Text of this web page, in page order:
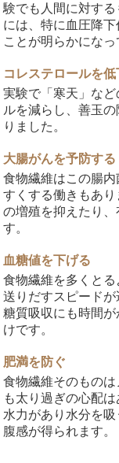
験でも人間に対す
には、特に血圧降
ことが明らかになっ
コレステロールを低
実験で「寒天」な
ルを減らし、善玉
りました。
大腸がんを予防する
食物繊維はこの腸
すくする働きもあ
の増殖を抑えたり
す。
血糖値を下げる
食物繊維を多くと
送りだすスピード
糖質吸収にも時間
けです。
肥満を防ぐ
食物繊維そのもの
も太り過ぎの心配
水力があり水分を
腹感が得られます。